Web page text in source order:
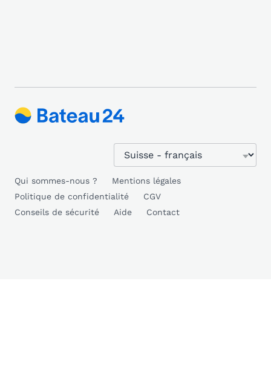
Qui sommes-nous ?
Mentions légales
Politique de confidentialité
CGV
Conseils de sécurité
Aide Contact